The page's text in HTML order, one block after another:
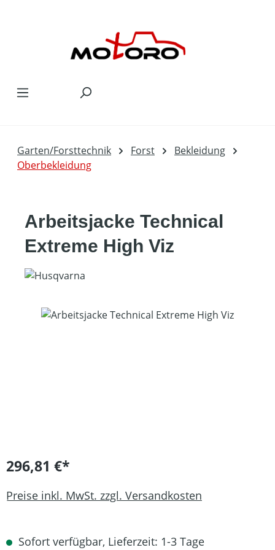
Garten/Forsttechnik Forst
Bekleidung
Oberbekleidung
Arbeitsjacke Technical
Extreme High Viz
Bildergalerie überspringen
296,81 €*
Preise inkl. MwSt. zzgl. Versandkosten
Sofort verfügbar, Lieferzeit: 1-3 Tage